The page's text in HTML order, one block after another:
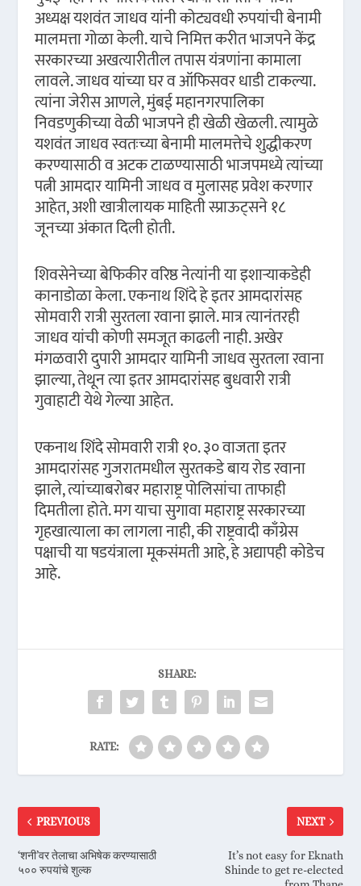
अध्यक्ष यशवंत जाधव यांनी कोट्यवधी रुपयांची बेनामी
मालमत्ता गोळा केली. याचे निमित्त करीत भाजपने केंद्र
सरकारच्या अखत्यारीतील तपास यंत्रणांना कामाला
लावले. जाधव यांच्या घर व ऑफिसवर धाडी टाकल्या.
त्यांना जेरीस आणले, मुंबई महानगरपालिका
निवडणुकीच्या वेळी भाजपने ही खेळी खेळली. त्यामुळे
यशवंत जाधव स्वतःच्या बेनामी मालमत्तेचे शुद्धीकरण
करण्यासाठी व अटक टाळण्यासाठी भाजपमध्ये त्यांच्या
पत्नी आमदार यामिनी जाधव व मुलासह प्रवेश करणार
आहेत, अशी खात्रीलायक माहिती स्प्राऊट्सने १८
जूनच्या अंकात दिली होती.
शिवसेनेच्या बेफिकीर वरिष्ठ नेत्यांनी या इशाऱ्याकडेही
कानाडोळा केला. एकनाथ शिंदे हे इतर आमदारांसह
सोमवारी रात्री सुरतला रवाना झाले. मात्र त्यानंतरही
जाधव यांची कोणी समजूत काढली नाही. अखेर
मंगळवारी दुपारी आमदार यामिनी जाधव सुरतला रवाना
झाल्या, तेथून त्या इतर आमदारांसह बुधवारी रात्री
गुवाहाटी येथे गेल्या आहेत.
एकनाथ शिंदे सोमवारी रात्री १०. ३० वाजता इतर
आमदारांसह गुजरातमधील सुरतकडे बाय रोड रवाना
झाले, त्यांच्याबरोबर महाराष्ट्र पोलिसांचा ताफाही
दिमतीला होते. मग याचा सुगावा महाराष्ट्र सरकारच्या
गृहखात्याला का लागला नाही, की राष्ट्रवादी काँग्रेस
पक्षाची या षडयंत्राला मूकसंमती आहे, हे अद्यापही कोडेच
आहे.
SHARE:
RATE:
PREVIOUS
‘शनी’वर तेलाचा अभिषेक करण्यासाठी
५०० रुपयांचे शुल्क
NEXT
It’s not easy for Eknath
Shinde to get re-elected